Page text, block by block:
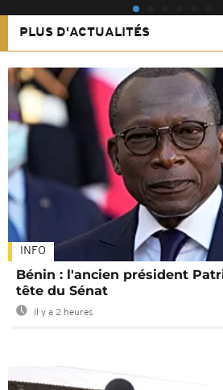
PLUS D'ACTUALITÉS
INFO
Bénin : l'ancien président
tête du Sénat
Il y a 2 heures